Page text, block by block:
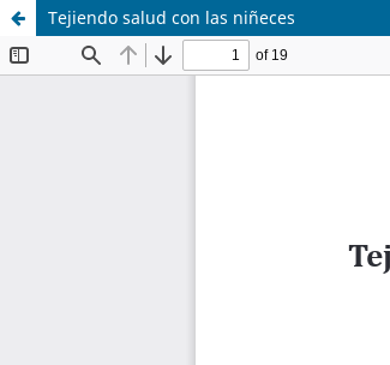
Tejiendo salud con las niñeces